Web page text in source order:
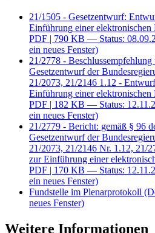
21/1505 - Gesetzentwurf:
Einführung einer elektronischen
PDF | 790 KB — Status:
ein neues Fenster)
21/2778 -
Gesetzentwurf der
21/2073, 21/2146 1.12 -
Einführung einer elektronischen
PDF | 182 KB — Status:
ein neues Fenster)
21/2779 - Bericht: gemäß § 96
Gesetzentwurf der
21/2073, 21/2146 Nr. 1.12, 21/
zur Einführung einer
PDF | 170 KB — Status:
ein neues Fenster)
Fundstelle im Plenarprotokoll
neues Fenster)
Weitere Informationen